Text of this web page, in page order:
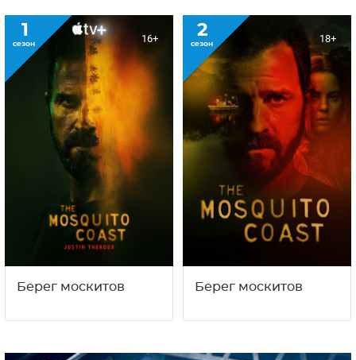
1
сезон 16+
Берег москитов
2
сезон 18+
Берег москитов